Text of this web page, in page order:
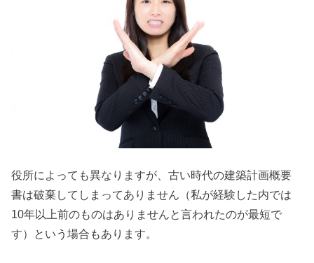
役所によっても異なりますが、古い時代の建築計画概要
書は破棄してしまってありません（私が経験した内では
10年以上前のものはありませんと言われたのが最短で
す）という場合もあります。